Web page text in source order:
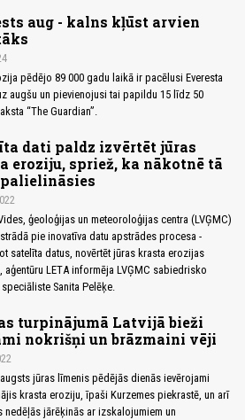
aug - kalns kļūst arvien
pēdējo 89 000 gadu laikā ir pacēlusi Everesta
augšu un pievienojusi tai papildu 15 līdz 50
“The Guardian”.
dati paldz izvērtēt jūras
eroziju, spriež, ka nākotnē tā
ģeoloģijas un meteoroloģijas centra (LVĢMC)
pie inovatīva datu apstrādes procesa -
satelīta datus, novērtēt jūras krasta erozijas
aģentūru LETA informēja LVĢMC sabiedrisko
Sanita Pelēķe.
turpinājumā Latvijā bieži
nokrišņi un brāzmaini vēji
jūras līmenis pēdējās dienās ievērojami
krasta eroziju, īpaši Kurzemes piekrastē, un arī
nedēļās jārēķinās ar izskalojumiem un